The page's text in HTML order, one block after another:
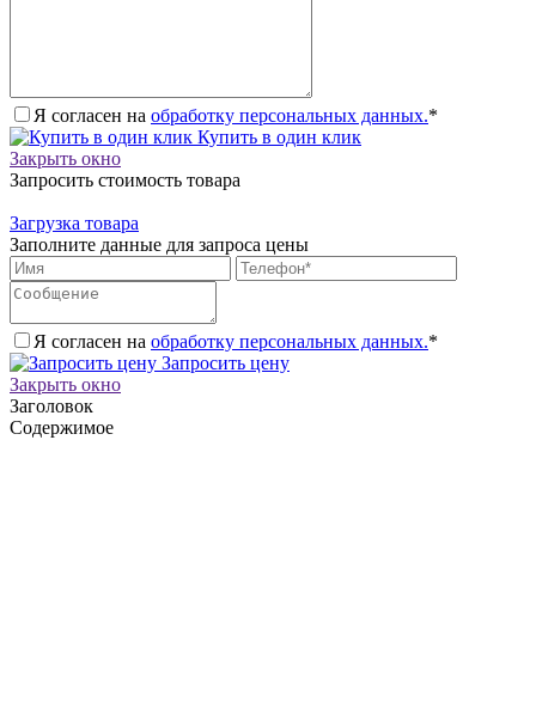
Я согласен на обработку персональных данных.*
Купить в один клик
Закрыть окно
Запросить стоимость товара
Загрузка товара
Заполните данные для запроса цены
Я согласен на обработку персональных данных.*
Запросить цену
Закрыть окно
Заголовок
Содержимое